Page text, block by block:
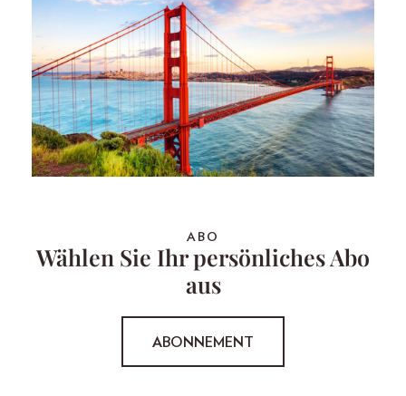
ABO
Wählen Sie Ihr persönliches Abo
aus
ABONNEMENT